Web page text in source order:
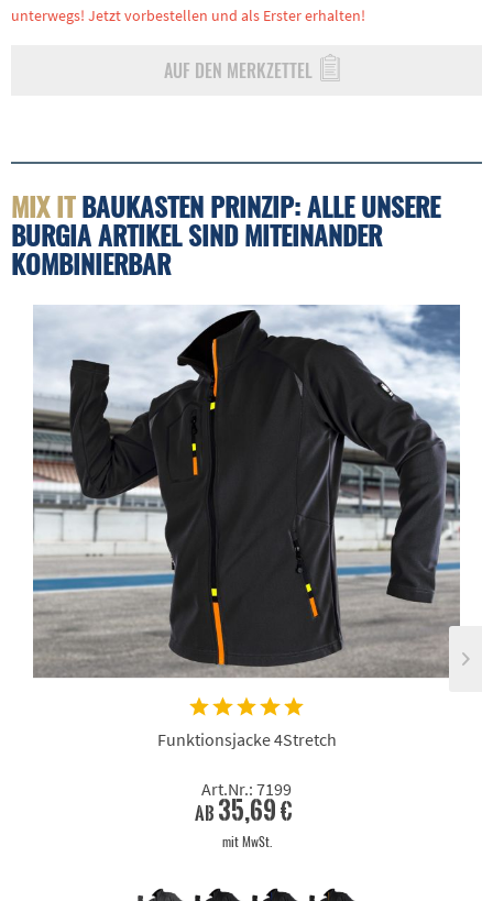
unterwegs! Jetzt vorbestellen und als Erster erhalten!
AUF DEN MERKZETTEL
MIX ITBAUKASTEN PRINZIP: ALLE UNSERE
BURGIA ARTIKEL SIND MITEINANDER
KOMBINIERBAR
Funktionsjacke 4Stretch
Art.Nr.: 7199
ab 35,69 €
mit MwSt.